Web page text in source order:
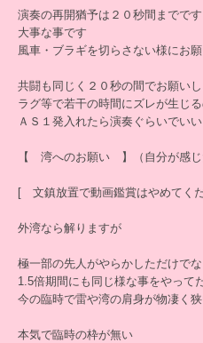
演奏の再開猶予は２０秒間までです
大事な事です
風車・ブラギを切らさない様にお
共闘も同じく２０秒の間でお願い
ラグ等で若干の時間にズレが生じ
ＡＳ１発入れたら演奏ぐらいでい
【 湾へのお願い 】（自分が感じ
[ 文鎮放置で動画鑑賞はやめてく
外湾なら解りますが
極一部の先人がやらかしただけでな
1.5倍期間にも同じ様な事をやって
今の臨時で雷や湾の肩身が物凄く
本気で臨時の枠が無い